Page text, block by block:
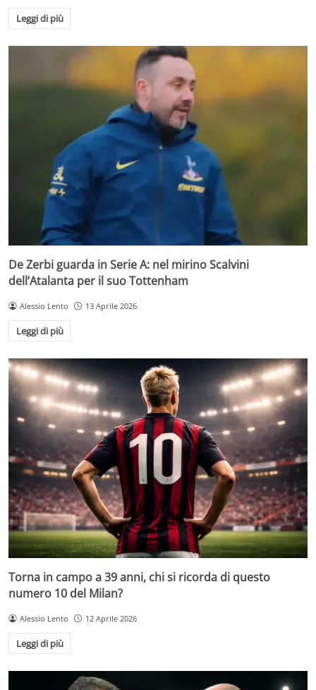
Leggi di più
De Zerbi guarda in Serie A: nel mirino Scalvini
dell’Atalanta per il suo Tottenham
Alessio Lento 13 Aprile 2026
Leggi di più
Torna in campo a 39 anni, chi si ricorda di questo
numero 10 del Milan?
Alessio Lento 12 Aprile 2026
Leggi di più